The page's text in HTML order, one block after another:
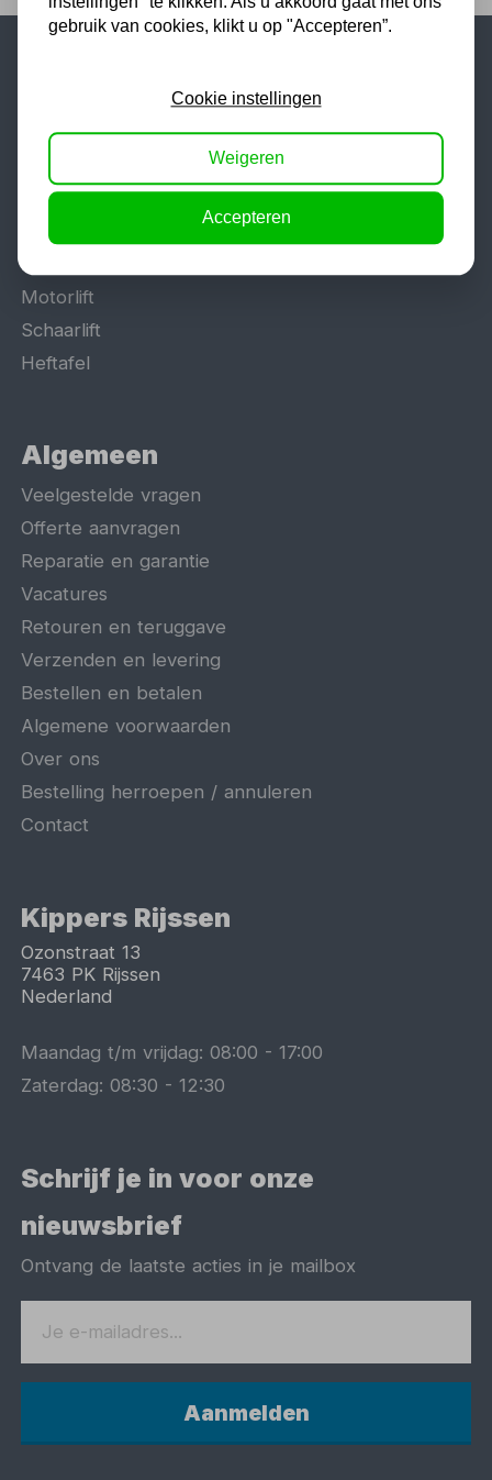
Populaire categorieën
Werkplaatsinrichting
Tig lasapparaat
Hefbrug
Motorlift
Schaarlift
Heftafel
Algemeen
Veelgestelde vragen
Offerte aanvragen
Reparatie en garantie
Vacatures
Retouren en teruggave
Verzenden en levering
Bestellen en betalen
Algemene voorwaarden
Over ons
Bestelling herroepen / annuleren
Contact
Kippers Rijssen
Ozonstraat 13
7463 PK Rijssen
Nederland
Maandag t/m vrijdag:08:00 -17:00
Zaterdag:08:30 -12:30
Schrijf je in voor onze
nieuwsbrief
Ontvang de laatste acties in je mailbox
Aanmelden
gebruik van cookies, klikt u op "Accepteren”.
Cookie instellingen
Weigeren
Accepteren